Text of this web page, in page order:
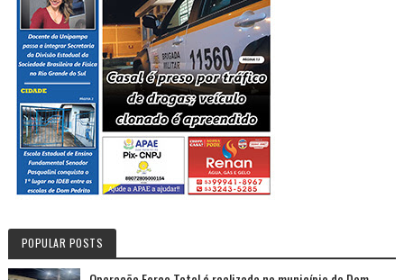
POPULAR POSTS